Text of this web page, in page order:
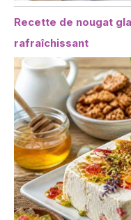
Recette de nougat
rafraîchissant